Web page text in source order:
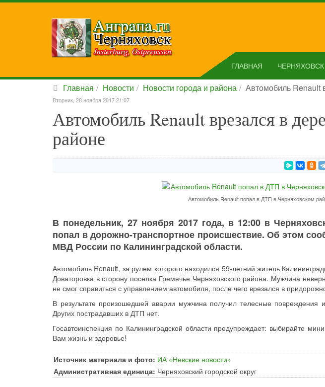
ГЛАВНАЯ ЧЕРНЯХОВСК
Главная Новости Новости города и района Автомобиль Renault
Вторник, 28 ноября 2017 21:07
Автомобиль Renault врезался в
районе
Автомобиль Renault попал в ДТП в Черняховском
В понедельник, 27 ноября 2017 года, в 12:00 в
попал в дорожно-транспортное происшествие. Об этом
МВД России по Калининградской области.
Автомобиль Renault, за рулем которого находился 59-летний житель
Доваторовка в сторону поселка Гремячье Черняховского района. Мужчина
не смог справиться с управлением автомобиля, после чего врезался в
В результате произошедшей аварии мужчина получил телесные
Других пострадавших в ДТП нет.
Госавтоинспекция по Калининградской области предупреждает: выбирайте
Вам жизнь и здоровье!
Источник материала и фото: ИА «Невские новости»
Административная единица: Черняховский городской округ